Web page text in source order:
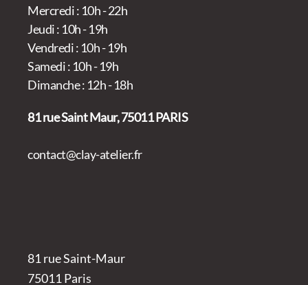
Mercredi : 10h - 22h
Jeudi : 10h - 19h
Vendredi : 10h - 19h
Samedi : 10h - 19h
Dimanche : 12h - 18h
81 rue Saint Maur, 75011 PARIS
contact@clay-atelier.fr
81 rue Saint-Maur
75011 Paris